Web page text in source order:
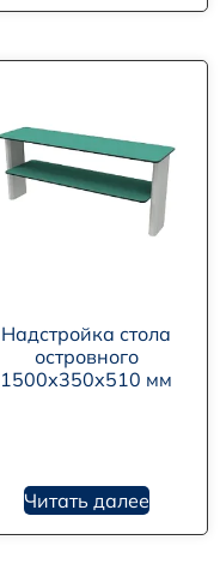
Надстройка стола
островного
1500х350х510 мм
Читать далее